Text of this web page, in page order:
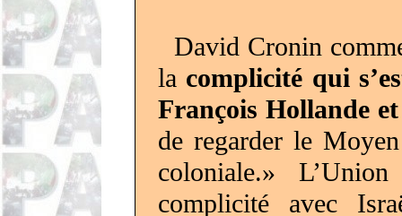
David Cronin
la complicité qui
François Hollande
de regarder le
coloniale.»
complicité avec